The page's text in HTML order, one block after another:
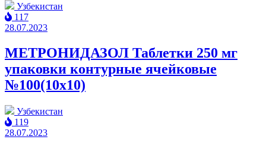
Узбекистан
117
28.07.2023
МЕТРОНИДАЗОЛ Таблетки 250 мг
упаковки контурные ячейковые
№100(10x10)
Узбекистан
119
28.07.2023